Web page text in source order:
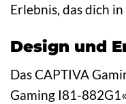
Erlebnis, das dich
Design und
Das CAPTIVA
Gaming I81-